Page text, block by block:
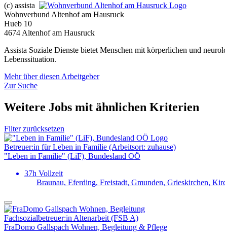
(c) assista
Wohnverbund Altenhof am Hausruck
Hueb 10
4674 Altenhof am Hausruck
Assista Soziale Dienste bietet Menschen mit körperlichen und
Lebenssituation.
Mehr über diesen Arbeitgeber
Zur Suche
Weitere Jobs mit ähnlichen Kriterien
Filter zurücksetzen
Betreuer:in für Leben in Familie (Arbeitsort: zuhause)
"Leben in Familie" (LiF), Bundesland OÖ
37h Vollzeit
Braunau, Eferding, Freistadt, Gmunden, Grieskirchen,
Fachsozial­betreuer:in Altenarbeit (FSB A)
FraDomo Gallspach Wohnen, Begleitung & Pflege